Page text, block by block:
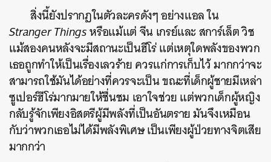
สิ่งนี้ยังปรากฏในตัวละครดังๆ อย่างแอล ใน
Stranger Thingsหรือแม้แต่ จีน เกรย์และ สการ์เล็ต วิช
แม้สองคนหลังจะมีสถานะเป็นฮีโร่ แต่เหตุใดพลังของพวก
เธอถูกทำให้เป็นเรื่องเลวร้าย ควรแก่การเก็บไว้ มากกว่าจะ
สามารถใช้มันได้อย่างที่ควรจะเป็นขณะที่เด็กผู้ชายมีเหล่า
ซูเปอร์ฮีโร่มากมายให้ชื่นชม เอาใจช่วย แต่พวกเด็กผู้หญิง
กลับรู้จักเพียงอิสตรีผู้มีพลังที่เป็นอันตราย มันจึงเหมือน
กับว่าพวกเธอไม่ได้มีพลังพิเศษ เป็นเพียงผู้ป่วยทางจิตเสีย
มากกว่า
ค้นหา
SHARE TWEET LINE EMAIL